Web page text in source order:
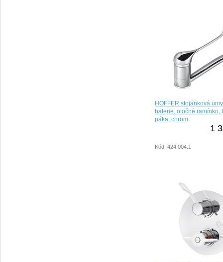
HOFFER stojánková
baterie, otočné ramínko,
páka, chrom
1
Kód: 424.004.1